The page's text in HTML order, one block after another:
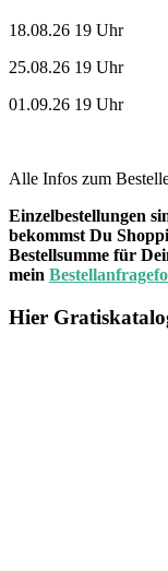
18.08.26 19 Uhr
25.08.26 19 Uhr
01.09.26 19 Uhr
Alle Infos zum
Einzelbestellungen
bekommst Du
Bestellsumme für
mein
Hier